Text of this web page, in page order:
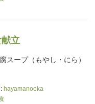
立
スープ（もやし・にら）
hayamanooka